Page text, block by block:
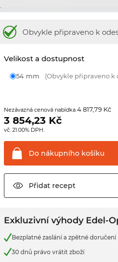
Obvykle připraveno k
Velikost a dostupnost
54 mm (Obvykle připraveno k
Nezávazná cenová nabídka4 817,79 Kč
3 854,23 Kč
vč. 21.00% DPH.
Do nákupního košíku
Přidat recept
Exkluzivní výhody Edel-
Bezplatné zaslání a zpětné doručení
30 dnů právo vrátit zboží